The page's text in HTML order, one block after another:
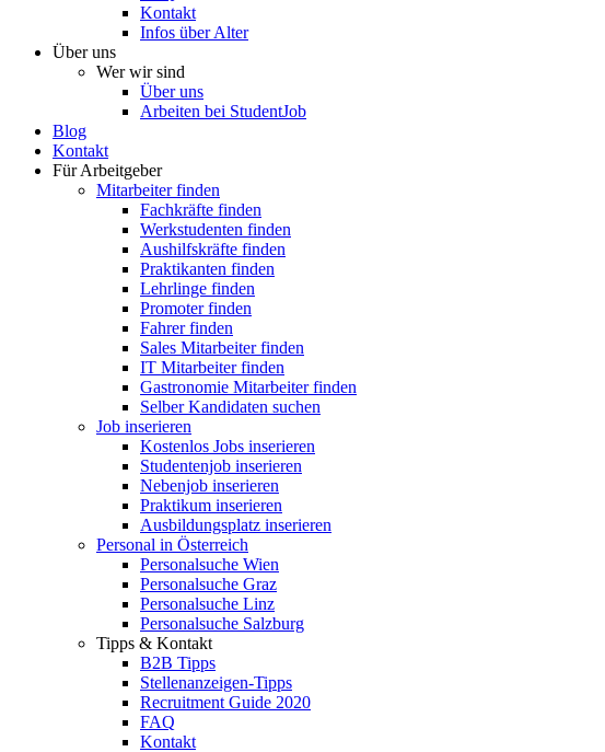
Kontakt
Infos über Alter
Über uns
Wer wir sind
Über uns
Arbeiten bei StudentJob
Blog
Kontakt
Für Arbeitgeber
Mitarbeiter finden
Fachkräfte finden
Werkstudenten finden
Aushilfskräfte finden
Praktikanten finden
Lehrlinge finden
Promoter finden
Fahrer finden
Sales Mitarbeiter finden
IT Mitarbeiter finden
Gastronomie Mitarbeiter finden
Selber Kandidaten suchen
Job inserieren
Kostenlos Jobs inserieren
Studentenjob inserieren
Nebenjob inserieren
Praktikum inserieren
Ausbildungsplatz inserieren
Personal in Österreich
Personalsuche Wien
Personalsuche Graz
Personalsuche Linz
Personalsuche Salzburg
Tipps & Kontakt
B2B Tipps
Stellenanzeigen-Tipps
Recruitment Guide 2020
FAQ
Kontakt